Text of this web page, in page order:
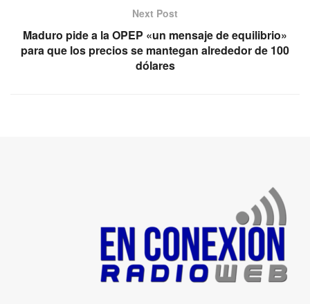
Next Post
Maduro pide a la OPEP «un mensaje de equilibrio»
para que los precios se mantegan alrededor de 100
dólares